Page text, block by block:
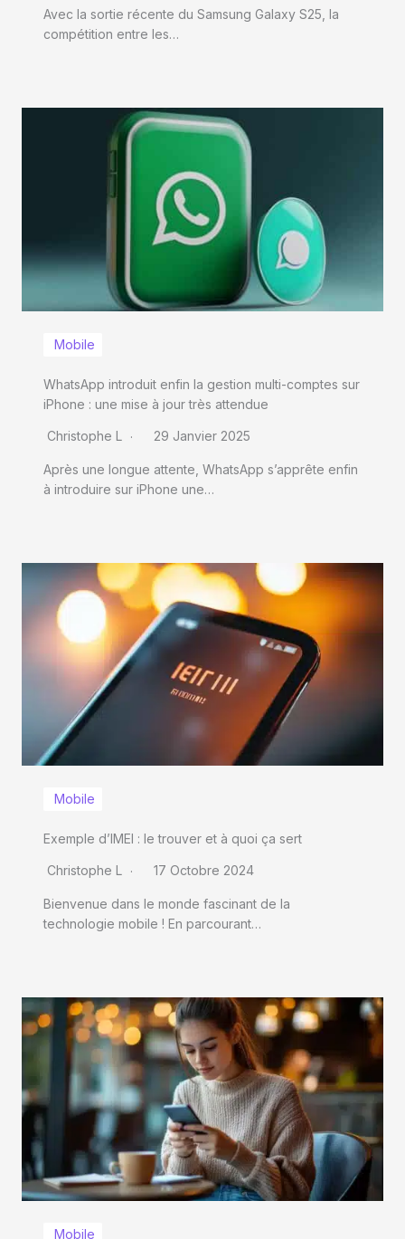
Avec la sortie récente du Samsung Galaxy S25, la
compétition entre les…
Mobile
WhatsApp introduit enfin la gestion multi-comptes sur
iPhone : une mise à jour très attendue
Christophe L 29 Janvier 2025
Après une longue attente, WhatsApp s’apprête enfin
à introduire sur iPhone une…
Mobile
Exemple d’IMEI : le trouver et à quoi ça sert
Christophe L 17 Octobre 2024
Bienvenue dans le monde fascinant de la
technologie mobile ! En parcourant…
Mobile